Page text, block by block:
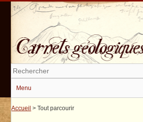
Passer
Menu
Accueil > Tout parcourir